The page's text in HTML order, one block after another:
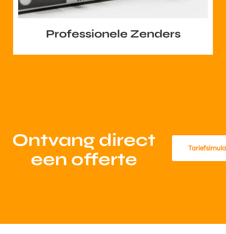
Professionele Zenders
Ontvang direct
een offerte